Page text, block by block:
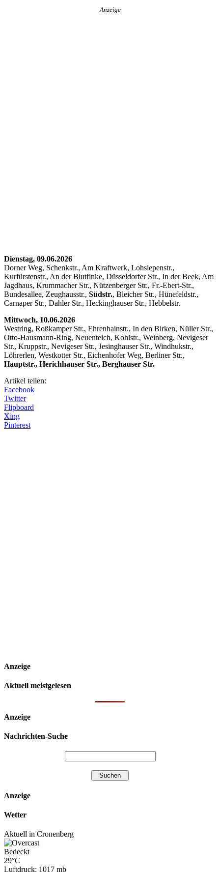
Anzeige
Dienstag, 09.06.2026
Dorner Weg, Schenkstr., Am Kraftwerk, Lohsiepenstr.,
Kurfürstenstr., An der Blutfinke, Düsseldorfer Str., In der Beek, Am
Jagdhaus, Krummacher Str., Nützenberger Str., Fr.-Ebert-Str.,
Bundesallee, Zeughausstr., Südstr., Bleicher Str., Hünefeldstr.,
Carnaper Str., Dahler Str., Heckinghauser Str., Hebbelstr.
Mittwoch, 10.06.2026
Westring, Roßkamper Str., Ehrenhainstr., In den Birken, Nüller Str.,
Otto-Hausmann-Ring, Neuenteich, Kohlstr., Weinberg, Nevigeser
Str., Kruppstr., Nevigeser Str., Jesinghauser Str., Windhukstr.,
Löhrerlen, Westkotter Str., Eichenhofer Weg, Berliner Str.,
Hauptstr., Herichhauser Str., Berghauser Str.
Artikel teilen:
Facebook
Twitter
Flipboard
Xing
Pinterest
Anzeige
Aktuell meistgelesen
Anzeige
Nachrichten-Suche
Anzeige
Wetter
Aktuell in Cronenberg
Bedeckt
29°C
Luftdruck: 1017 mb